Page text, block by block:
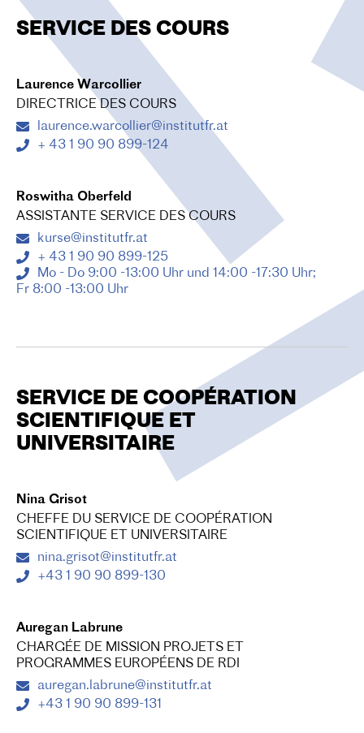
SERVICE DES COURS
Laurence Warcollier
DIRECTRICE DES COURS
laurence.warcollier@institutfr.at
+ 43 1 90 90 899-124
Roswitha Oberfeld
ASSISTANTE SERVICE DES COURS
kurse@institutfr.at
+ 43 1 90 90 899-125
Mo - Do 9:00 -13:00 Uhr und 14:00 -17:30 Uhr;
Fr 8:00 -13:00 Uhr
SERVICE DE COOPÉRATION
SCIENTIFIQUE ET
UNIVERSITAIRE
Nina Grisot
CHEFFE DU SERVICE DE COOPÉRATION
SCIENTIFIQUE ET UNIVERSITAIRE
nina.grisot@institutfr.at
+43 1 90 90 899-130
Auregan Labrune
CHARGÉE DE MISSION PROJETS ET
PROGRAMMES EUROPÉENS DE RDI
auregan.labrune@institutfr.at
+43 1 90 90 899-131